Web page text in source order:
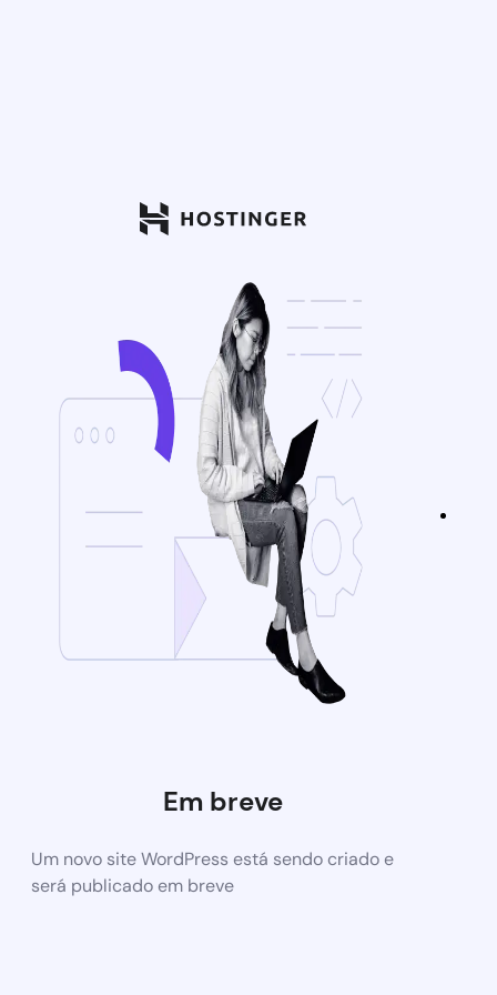
Em breve
Um novo site WordPress está sendo criado e
será publicado em breve